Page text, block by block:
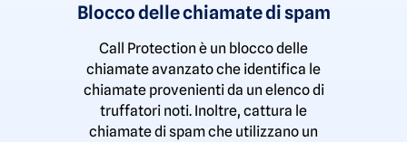
Blocco delle chiamate di spam
Call Protection è un blocco delle
chiamate avanzato che identifica le
chiamate provenienti da un elenco di
truffatori noti. Inoltre, cattura le
chiamate di spam che utilizzano un